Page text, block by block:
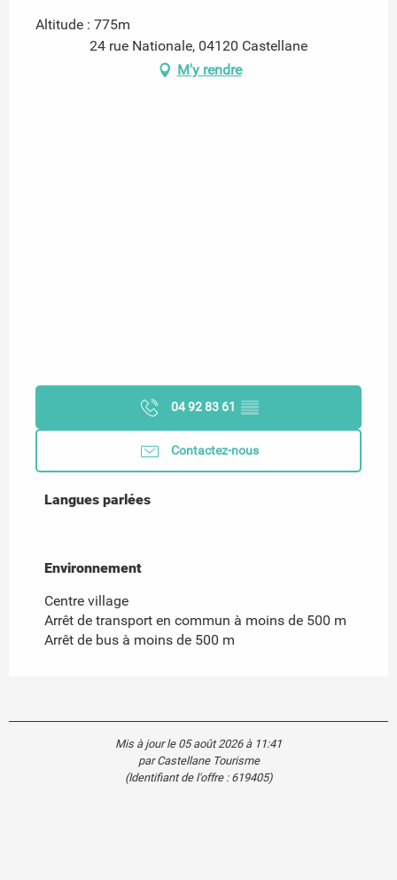
Altitude : 775m
24 rue Nationale, 04120 Castellane
M'y rendre
04 92 83 61 ▒▒
Contactez-nous
Langues parlées
Langues parlées
Environnement
Environnement
Centre village
Arrêt de transport en commun à moins de 500 m
Arrêt de bus à moins de 500 m
Mis à jour le 05 août 2026 à 11:41
par Castellane Tourisme
(Identifiant de l'offre : 619405)